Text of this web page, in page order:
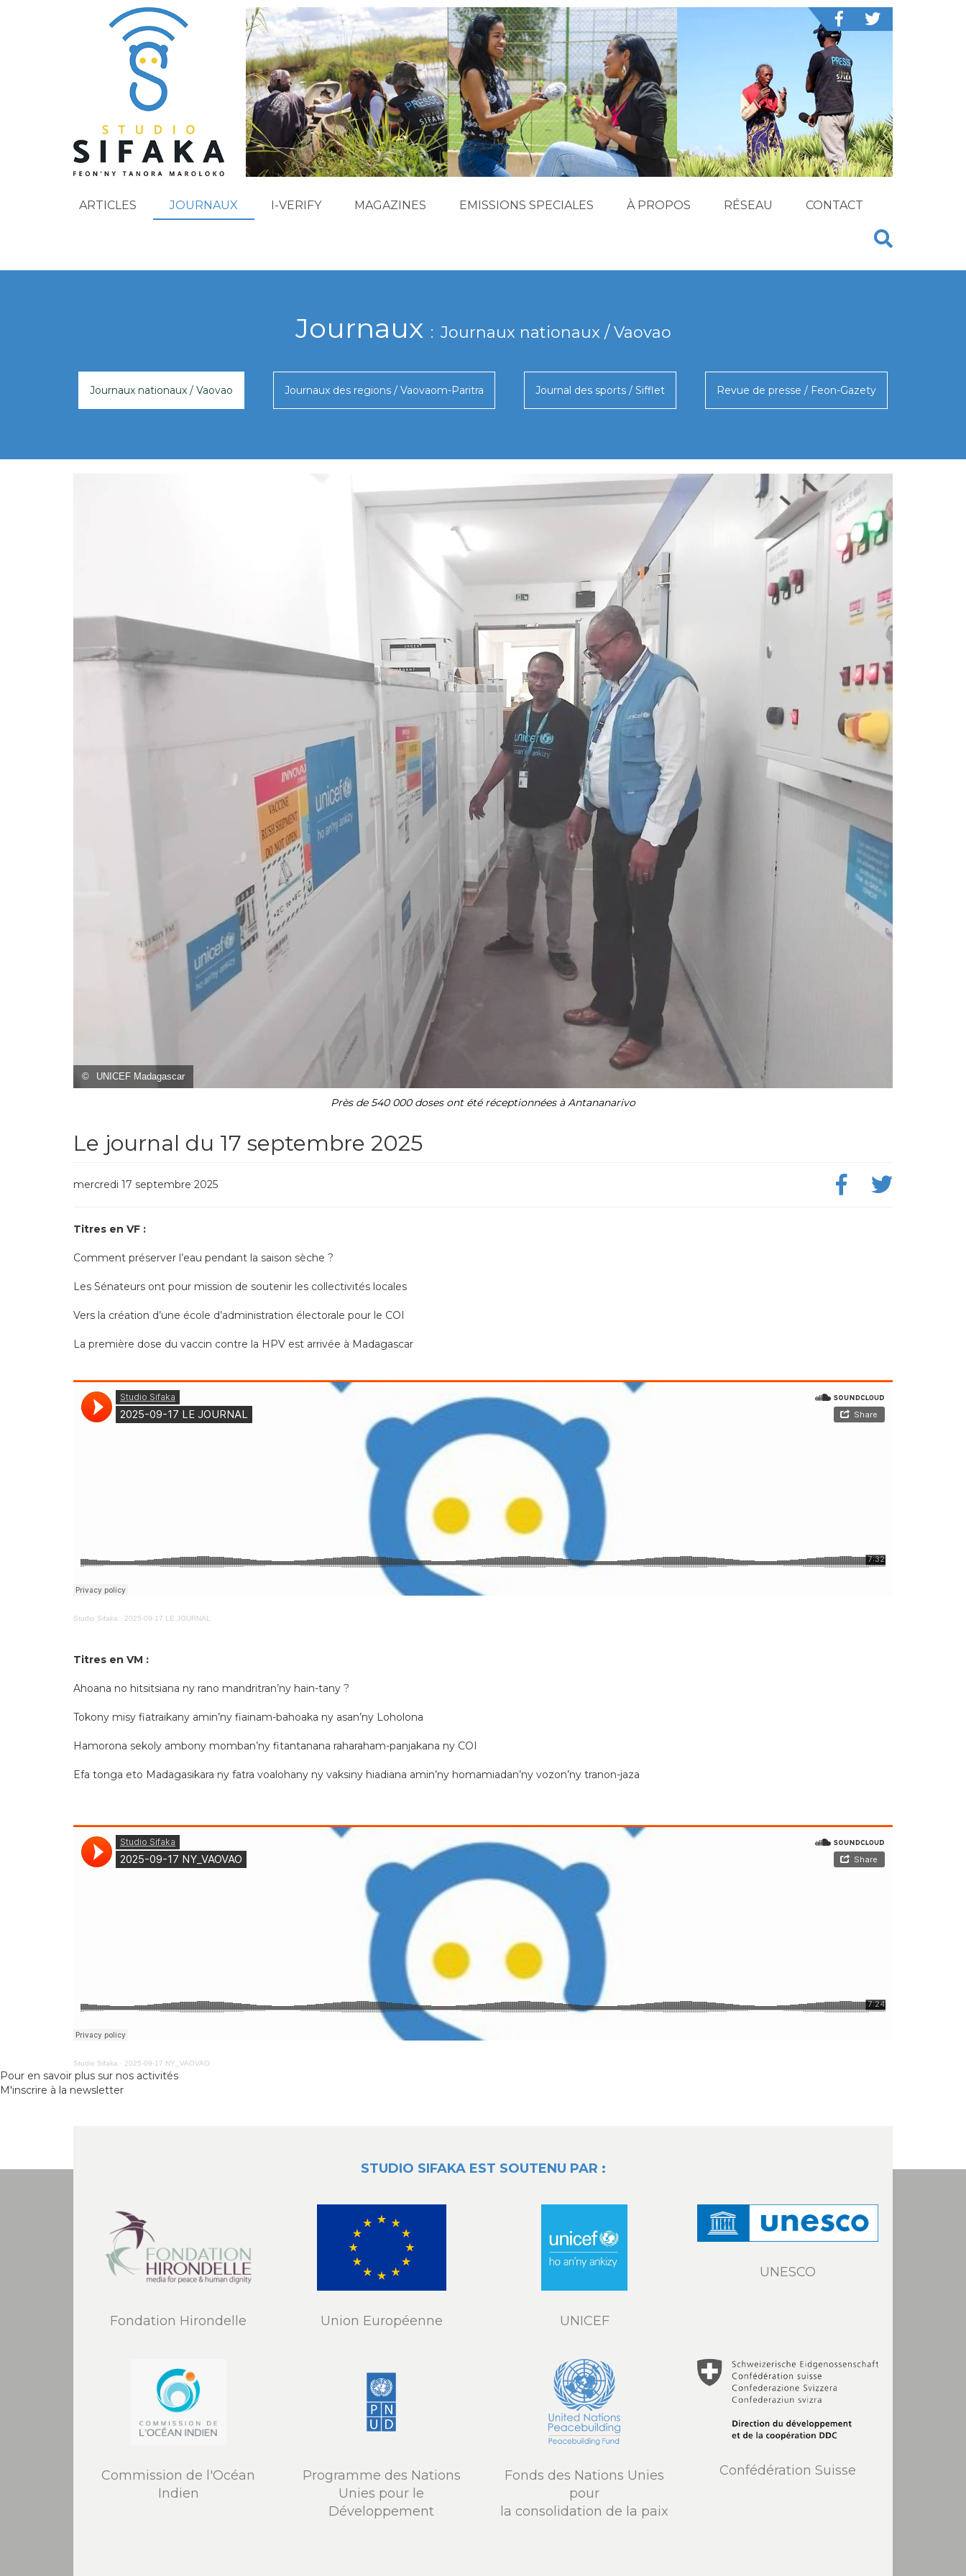
ARTICLES JOURNAUX I-VERIFY MAGAZINES EMISSIONS SPECIALES À PROPOS RÉSEAU CONTACT
Journaux Journaux nationaux / Vaovao
Journaux nationaux / Vaovao Journaux des regions / Vaovaom-Paritra Journal des sports / Sifflet Revue de presse / Feon-Gazety
© UNICEF Madagascar
Près de 540 000 doses ont été réceptionnées à Antananarivo
Le journal du 17 septembre 2025
mercredi 17 septembre 2025
Titres en VF :
Comment préserver l’eau pendant la saison sèche ?
Les Sénateurs ont pour mission de soutenir les collectivités locales
Vers la création d’une école d’administration électorale pour le COI
La première dose du vaccin contre la HPV est arrivée à Madagascar
Studio Sifaka · 2025-09-17 LE JOURNAL
Titres en VM :
Ahoana no hitsitsiana ny rano mandritran’ny hain-tany ?
Tokony misy fiatraikany amin’ny fiainam-bahoaka ny asan’ny Loholona
Hamorona sekoly ambony momban’ny fitantanana raharaham-panjakana ny COI
Efa tonga eto Madagasikara ny fatra voalohany ny vaksiny hiadiana amin’ny homamiadan’ny vozon’ny tranon-jaza
Studio Sifaka · 2025-09-17 NY_VAOVAO
Pour en savoir plus sur nos activités
M'inscrire à la newsletter
STUDIO SIFAKA EST SOUTENU PAR :
Fondation Hirondelle Union Européenne UNICEF
UNESCO
Commission de l'Océan
Indien
Programme des Nations
Unies pour le
Développement
Fonds des Nations Unies
pour
la consolidation de la paix
Confédération Suisse